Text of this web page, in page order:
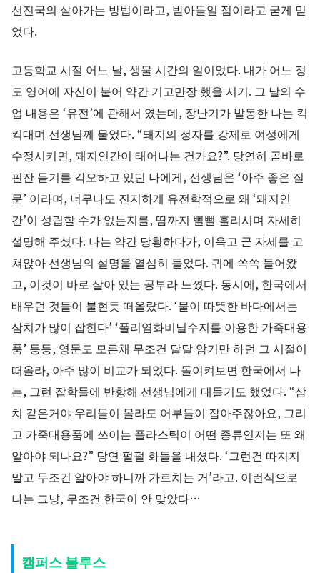
선진국의 살아가는 방법이라고, 받아들일 점이라고 굳게 믿
었다.
고등학교 시절 어느 날, 생물 시간의 일이었다. 내가 어느 정
도 영어에 자신이 붙어 약간 기고만장 했을 시기. 그 날의 수
업 내용은 ‘유전’에 관해서 였는데, 장난기가 발동한 나는 킥
킥대며 선생님께 물었다. “돼지의 정자를 강제로 여성에게
수정시키면, 돼지인간이 태어나는 건가요?”. 당연히 곧바로
핀잔 듣기를 각오하고 있던 나에게, 선생님은 ‘아주 좋은 질
문’ 이라며, 너무나도 진지하게 유전학적으로 왜 ‘돼지인
간’이 성립할 수가 없는지를, 땀까지 뻘뻘 흘리시며 자세히
설명해 주셨다. 나는 약간 당황하다가, 이윽고 곧 자세를 고
쳐앉아 선생님의 설명을 열심히 들었다. 귀에 쏙쏙 들어왔
고, 이것이 바로 살아 있는 공부라 느꼈다. 동시에, 한국에서
배우던 것들이 불현듯 떠올랐다. ‘물이 따뜻한 바다에서는
삼치가 많이 잡힌다’ ‘폴리염화비닐수지를 이용한 가죽대용
품’ 등등, 영문도 모른채 무조건 달달 암기만 하던 그 시절이
떠올라, 아주 많이 비교가 되었다. 돌이켜보면 한국에서 나
는, 그런 잡학들에 반항해 선생님에게 대들기도 했었다. “삼
치 같은거야 우리들이 몰라도 어부들이 잡아주잖아요, 그리
고 가죽대용품에 쓰이는 플라스틱이 어떤 종류인지는 또 왜
알아야 되나요?” 당연 펄펄 화들을 내셨다. ‘그런건 따지지
말고 무조건 알아야 하니까 가르치는 거’라고. 이런식으로
나는 그냥, 무조건 한국이 안 맞았다…
캠퍼스 블루스